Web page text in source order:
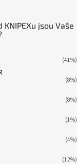
jsou Vaše
(41%)
(8%)
(8%)
(1%)
(4%)
(12%)